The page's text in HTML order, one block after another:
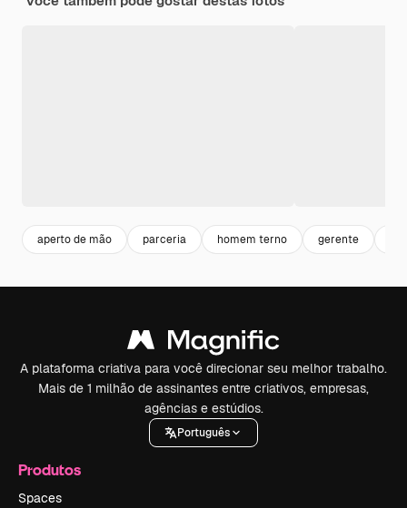
aperto de mão parceria homem terno gerente
A plataforma criativa para você direcionar seu melhor trabalho.
Mais de 1 milhão de assinantes entre criativos, empresas,
agências e estúdios.
Português
Produtos
Spaces